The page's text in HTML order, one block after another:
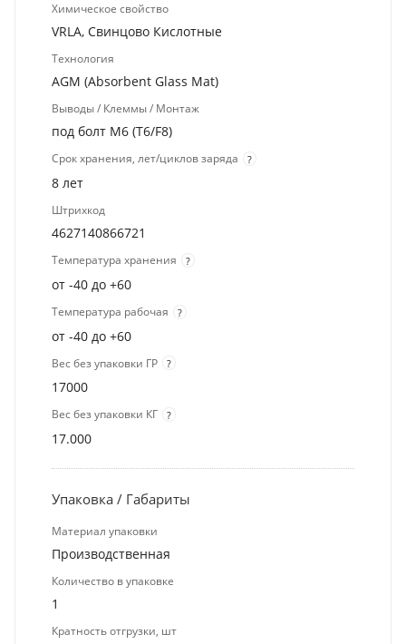
Химическое свойство
VRLA, Свинцово Кислотные
Технология
AGM (Absorbent Glass Mat)
Выводы / Клеммы / Монтаж
под болт M6 (T6/F8)
Срок хранения, лет/циклов заряда ?
8 лет
Штрихкод
4627140866721
Температура хранения ?
от -40 до +60
Температура рабочая ?
от -40 до +60
Вес без упаковки ГР ?
17000
Вес без упаковки КГ ?
17.000
Упаковка / Габариты
Материал упаковки
Производственная
Количество в упаковке
1
Кратность отгрузки, шт